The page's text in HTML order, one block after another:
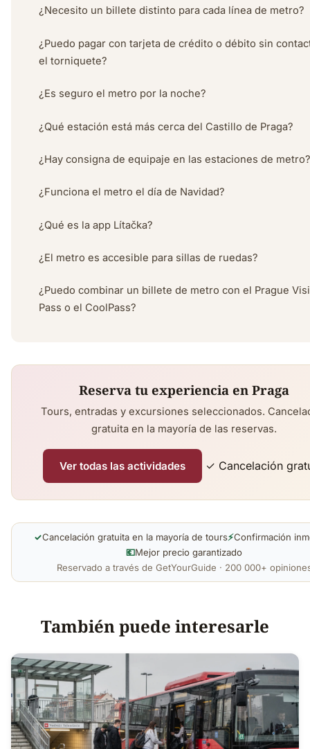
¿Necesito un billete distinto para cada línea de metro?
¿Puedo pagar con tarjeta de crédito o débito sin
el torniquete?
¿Es seguro el metro por la noche?
¿Qué estación está más cerca del Castillo de Praga?
¿Hay consigna de equipaje en las estaciones de metro?
¿Funciona el metro el día de Navidad?
¿Qué es la app Lítačka?
¿El metro es accesible para sillas de ruedas?
¿Puedo combinar un billete de metro con el Prague
Pass o el CoolPass?
Reserva tu experiencia en Praga
Tours, entradas y excursiones seleccionados.
gratuita en la mayoría de las reservas.
Ver todas las actividades ✓ Cancelación
✓Cancelación gratuita en la mayoría de tours⚡Confirmación
💶Mejor precio garantizado
Reservado a través de GetYourGuide · 200 000+
También puede interesarle